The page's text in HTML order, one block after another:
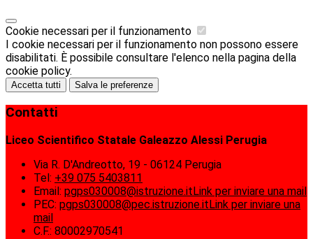
Cookie necessari per il funzionamento
I cookie necessari per il funzionamento non possono essere
disabilitati. È possibile consultare l'elenco nella pagina della
cookie policy.
Accetta tutti Salva le preferenze
Contatti
Liceo Scientifico Statale Galeazzo Alessi Perugia
Via R. D'Andreotto, 19 - 06124 Perugia
Tel: +39 075 5403811
Email: pgps030008@istruzione.it Link per inviare una mail
PEC: pgps030008@pec.istruzione.it Link per inviare una
mail
C.F.: 80002970541